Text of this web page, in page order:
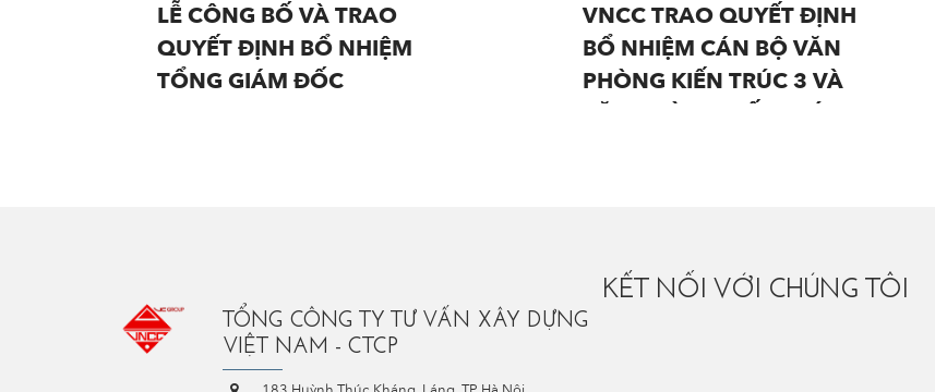
LỄ CÔNG BỐ VÀ TRAO
QUYẾT ĐỊNH BỔ NHIỆM
TỔNG GIÁM ĐỐC
VNCC TRAO QUYẾT ĐỊNH
BỔ NHIỆM CÁN BỘ VĂN
PHÒNG KIẾN TRÚC 3 VÀ
TỔNG CÔNG TY TƯ VẤN XÂY DỰNG
VIỆT NAM - CTCP
KẾT NỐI VỚI CHÚNG TÔI